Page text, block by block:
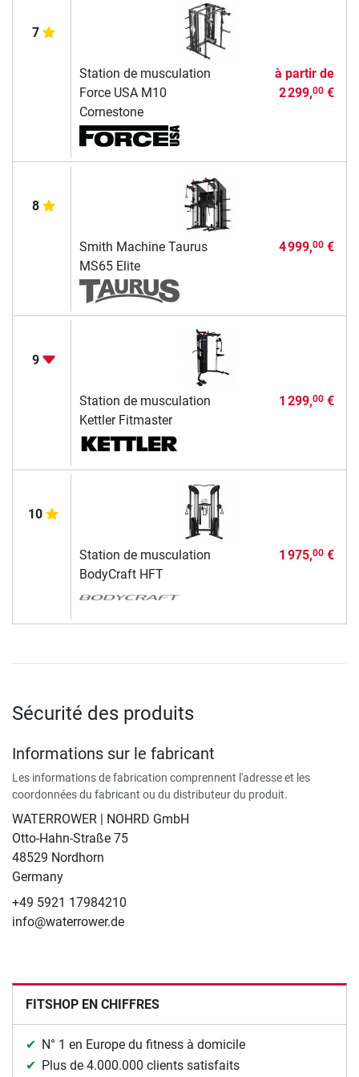
7
Station de musculation
Force USA M10
Cornestone
à partir de
2 299,00€
8
Smith Machine Taurus
MS65 Elite
4 999,00€
9
Station de musculation
Kettler Fitmaster
1 299,00€
10
Station de musculation
BodyCraft HFT
1 975,00€
Sécurité des produits
Informations sur le fabricant
Les informations de fabrication comprennent l'adresse et les
coordonnées du fabricant ou du distributeur du produit.
WATERROWER | NOHRD GmbH
Otto-Hahn-Straße 75
48529 Nordhorn
Germany
+49 5921 17984210
info@waterrower.de
FITSHOP EN CHIFFRES
N° 1 en Europe du fitness à domicile
Plus de 4.000.000 clients satisfaits